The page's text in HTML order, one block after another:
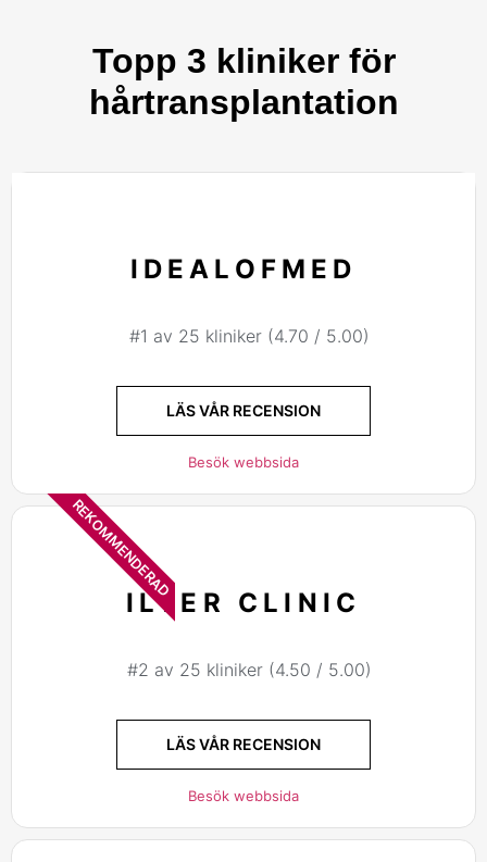
Topp 3 kliniker för
hårtransplantation
IDEALOFMED
#1 av 25 kliniker (4.70 / 5.00)
LÄS VÅR RECENSION
Besök webbsida
REKOMMENDERAD
ILTER CLINIC
#2 av 25 kliniker (4.50 / 5.00)
LÄS VÅR RECENSION
Besök webbsida